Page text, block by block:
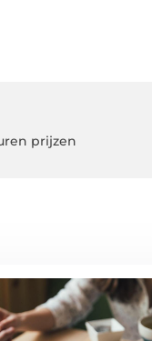
prijzen